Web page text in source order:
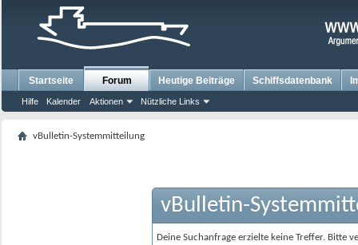
Startseite Forum
Hilfe Kalender Aktionen Nützliche Links
Heutige Beiträge Schiffsdatenbank
vBulletin-Systemmitteilung
vBulletin-
Deine Suchanfrage erzielte keine Treffer. Bitte